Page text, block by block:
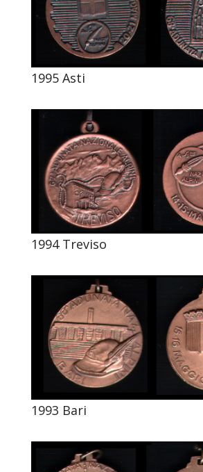
1995 Asti
1994 Treviso
1993 Bari